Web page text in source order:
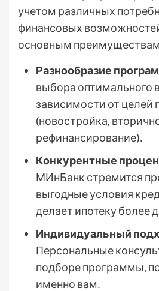
учетом различных
финансовых
основным
Разнообразие
выбора оптимального
зависимости от целей
(новостройка,
рефинансирование)․
Конкурентные
МИнБанк стремится
выгодные условия
делает ипотеку более
Индивидуальный
Персональные
подборе программы,
именно вам․